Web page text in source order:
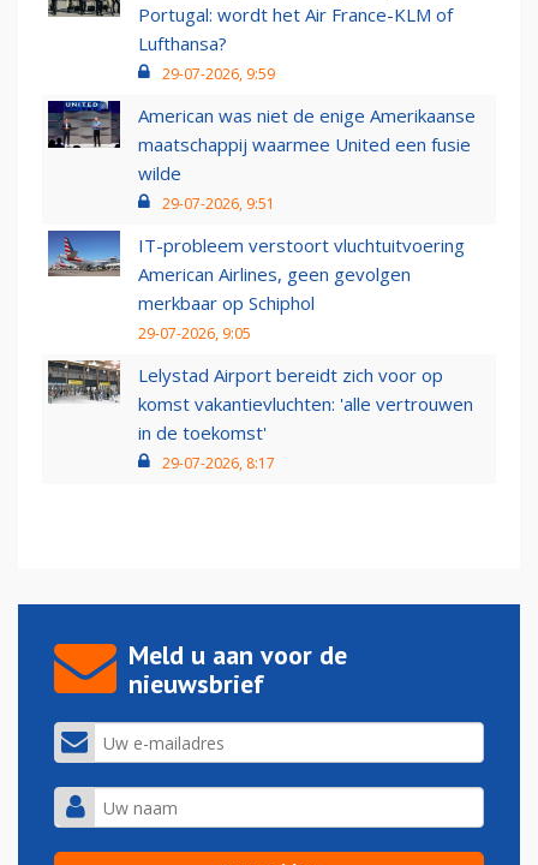
Portugal: wordt het Air France-KLM of
Lufthansa?
29-07-2026, 9:59
American was niet de enige Amerikaanse
maatschappij waarmee United een fusie
wilde
29-07-2026, 9:51
IT-probleem verstoort vluchtuitvoering
American Airlines, geen gevolgen
merkbaar op Schiphol
29-07-2026, 9:05
Lelystad Airport bereidt zich voor op
komst vakantievluchten: 'alle vertrouwen
in de toekomst'
29-07-2026, 8:17
Meld u aan voor de
nieuwsbrief